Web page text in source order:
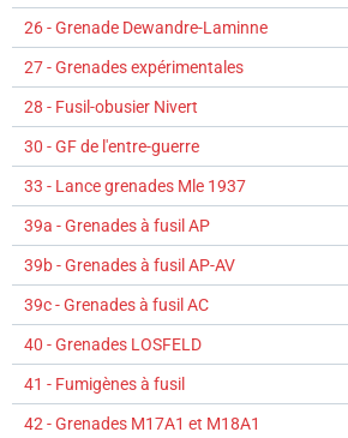
26 - Grenade Dewandre-Laminne
27 - Grenades expérimentales
28 - Fusil-obusier Nivert
30 - GF de l'entre-guerre
33 - Lance grenades Mle 1937
39a - Grenades à fusil AP
39b - Grenades à fusil AP-AV
39c - Grenades à fusil AC
40 - Grenades LOSFELD
41 - Fumigènes à fusil
42 - Grenades M17A1 et M18A1